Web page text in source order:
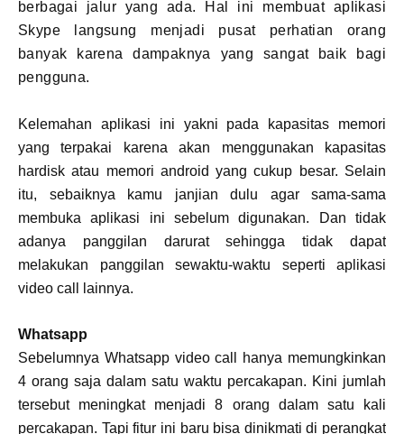
berbagai jalur yang ada. Hal ini membuat aplikasi
Skype langsung menjadi pusat perhatian orang
banyak karena dampaknya yang sangat baik bagi
pengguna.
Kelemahan aplikasi ini yakni pada kapasitas memori
yang terpakai karena akan menggunakan kapasitas
hardisk atau memori android yang cukup besar. Selain
itu, sebaiknya kamu janjian dulu agar sama-sama
membuka aplikasi ini sebelum digunakan. Dan tidak
adanya panggilan darurat sehingga tidak dapat
melakukan panggilan sewaktu-waktu seperti aplikasi
video call lainnya.
Whatsapp
Sebelumnya Whatsapp video call hanya memungkinkan
4 orang saja dalam satu waktu percakapan. Kini jumlah
tersebut meningkat menjadi 8 orang dalam satu kali
percakapan. Tapi fitur ini baru bisa dinikmati di perangkat